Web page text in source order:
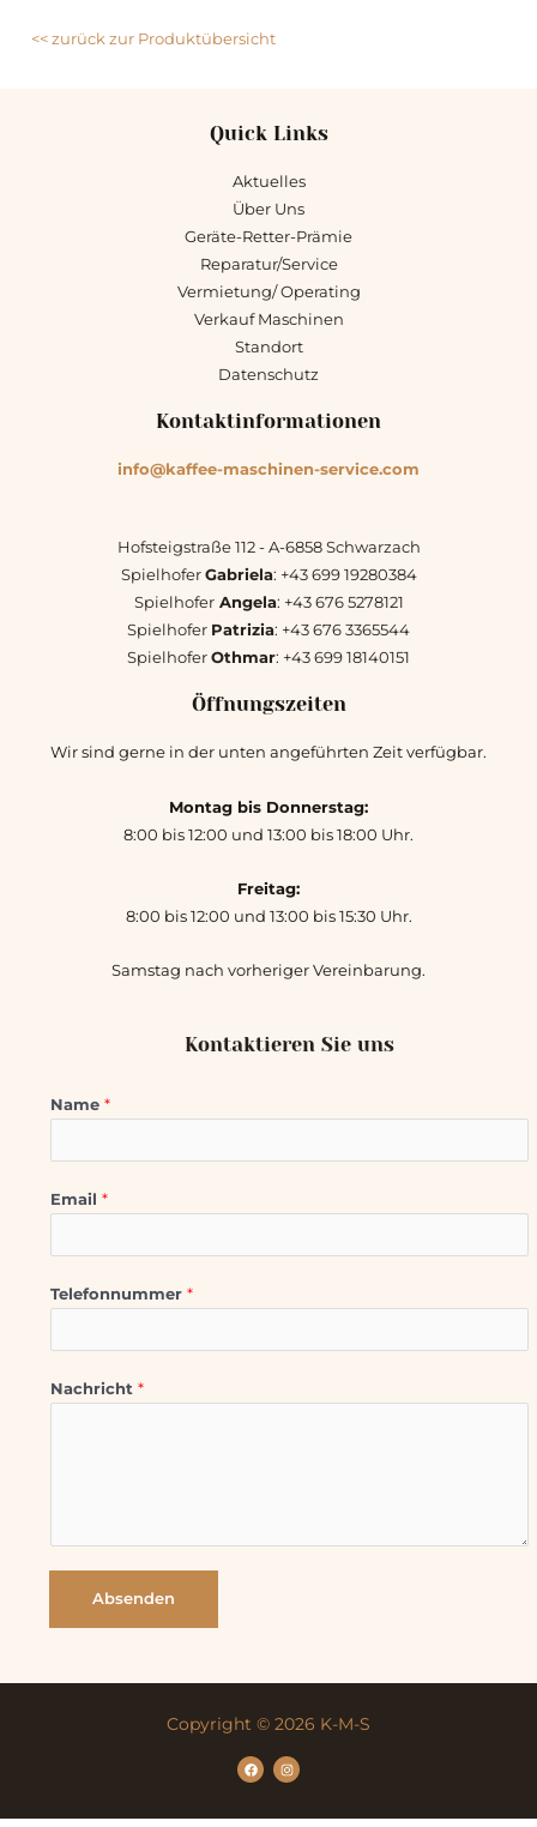
<< zurück zur Produktübersicht
Quick Links
Aktuelles
Über Uns
Geräte-Retter-Prämie
Reparatur/Service
Vermietung/ Operating
Verkauf Maschinen
Standort
Datenschutz
Kontaktinformationen
info@kaffee-maschinen-service.com
Hofsteigstraße 112 - A-6858 Schwarzach
Spielhofer Gabriela: +43 699 19280384
SpielhoferAngela: +43 676 5278121
Spielhofer Patrizia: +43 676 3365544
Spielhofer Othmar: +43 699 18140151
Öffnungszeiten
Wir sind gerne in der unten angeführten Zeit verfügbar.
Montag bis Donnerstag:
8:00 bis 12:00 und 13:00 bis 18:00 Uhr.
Freitag:
8:00 bis 12:00 und 13:00 bis 15:30 Uhr.
Samstag nach vorheriger Vereinbarung.
Kontaktieren Sie uns
Name *
Email *
Telefonnummer *
Nachricht *
Absenden
Copyright © 2026 K-M-S